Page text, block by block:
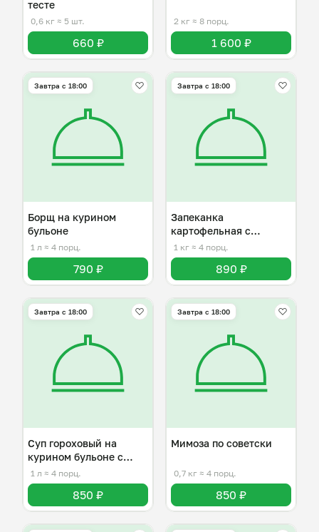
тесте
0,6 кг ≈ 5 шт.
660 ₽
2 кг ≈ 8 порц.
1 600 ₽
Завтра c 18:00
Борщ на курином
бульоне
1 л ≈ 4 порц.
790 ₽
Завтра c 18:00
Запеканка
картофельная с
куриным фаршем
1 кг ≈ 4 порц.
890 ₽
Завтра c 18:00
Суп гороховый на
курином бульоне с
капчёностямии
1 л ≈ 4 порц.
850 ₽
Завтра c 18:00
Мимоза по советски
0,7 кг ≈ 4 порц.
850 ₽